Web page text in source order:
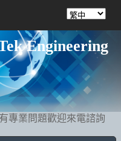
Engineering
專業問題歡迎來電諮詢